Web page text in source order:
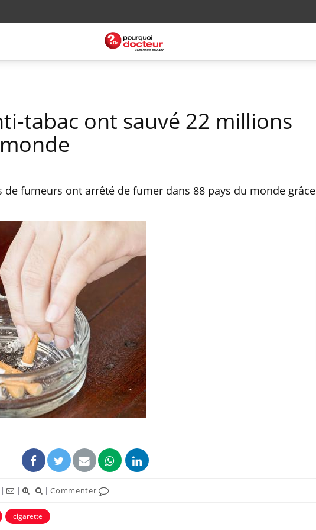
tabac ont sauvé 22 millions
de fumeurs ont arrêté de fumer dans 88 pays du monde grâce
| | |Commenter
cigarette
Le smartphone nuit-il à
l'apprentissage de la
lecture ?
Mordue par une tique en
vacances, elle reste dans
le coma pendant 42 jours
secourue grâce à un
réflexe essentiel